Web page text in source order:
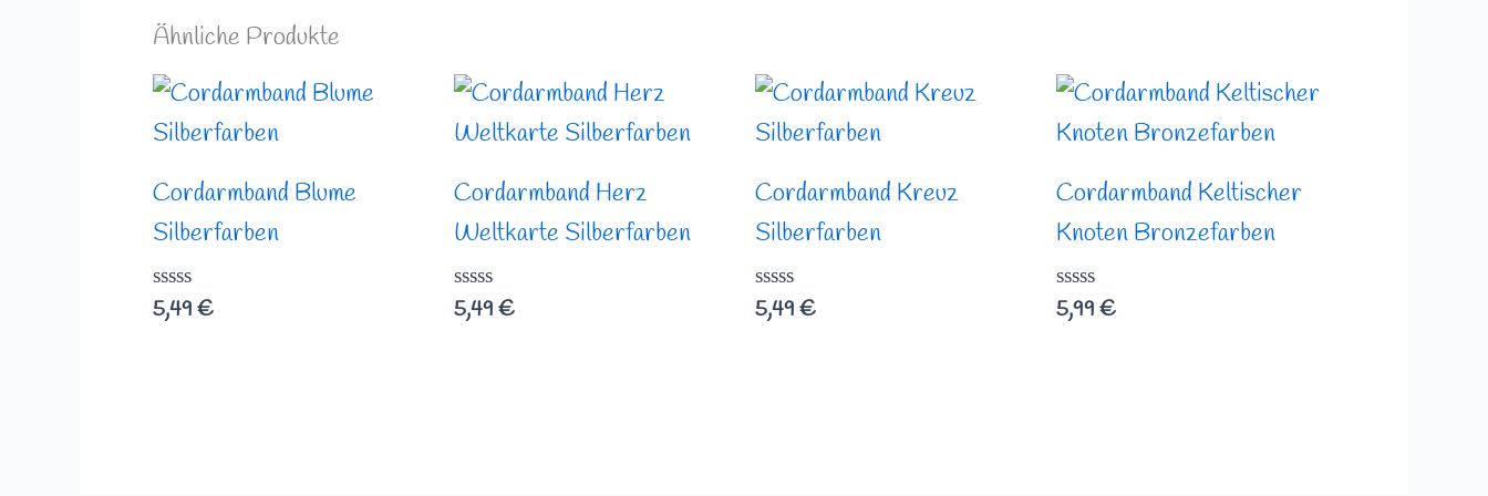
Ähnliche Produkte
Cordarmband Blume
Silberfarben
Bewertet
mit
5,49€
Cordarmband Herz
Weltkarte Silberfarben
Bewertet
mit
5,49€
Cordarmband Kreuz
Silberfarben
Bewertet
mit
5,49€
Cordarmband Keltischer
Knoten Bronzefarben
Bewertet
mit
5,99€